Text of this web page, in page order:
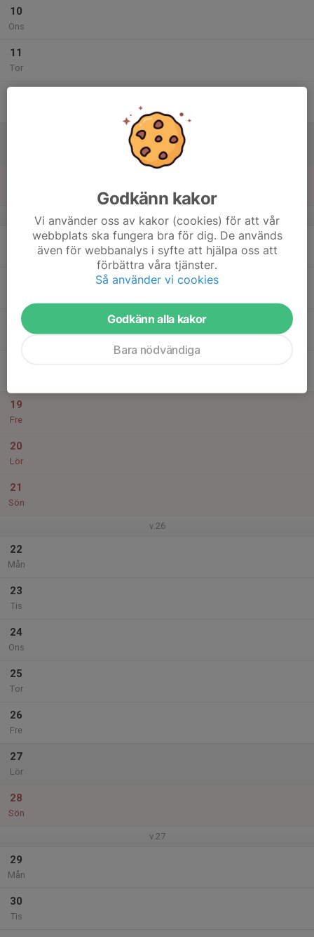
10
Ons
11
Tor
v.25
17
19
Fre
20
Lör
21
Sön
v.26
22
Mån
23
Tis
24
Ons
25
Tor
26
Fre
27
Lör
28
Sön
v.27
29
Mån
30
Tis
Godkänn kakor
Vi använder oss av kakor (cookies) för att vår
webbplats ska fungera bra för dig. De används
även för webbanalys i syfte att hjälpa oss att
förbättra våra tjänster.
Så använder vi cookies
Godkänn alla kakor
Bara nödvändiga